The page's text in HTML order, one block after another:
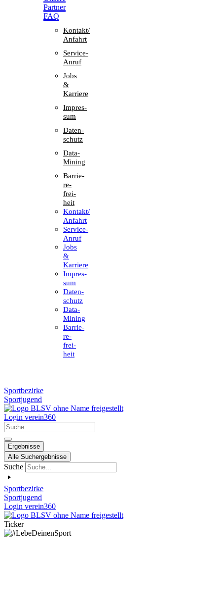
Part­ner
FAQ
Kontakt/​​
Anfahrt
Service-
Anruf
Jobs
&
Karriere
Impres­
sum
Daten­
schutz
Data-
Mining
Barrie­
re­
frei­
heit
Kontakt/​​
Anfahrt
Service-
Anruf
Jobs
&
Karriere
Impres­
sum
Daten­
schutz
Data-
Mining
Barrie­
re­
frei­
heit
Sportbezirke
Sportjugend
Login verein360
Search
...
Ergebnisse
Alle Suchergebnisse
Suche
Sportbezirke
Sportjugend
Login verein360
Ticker